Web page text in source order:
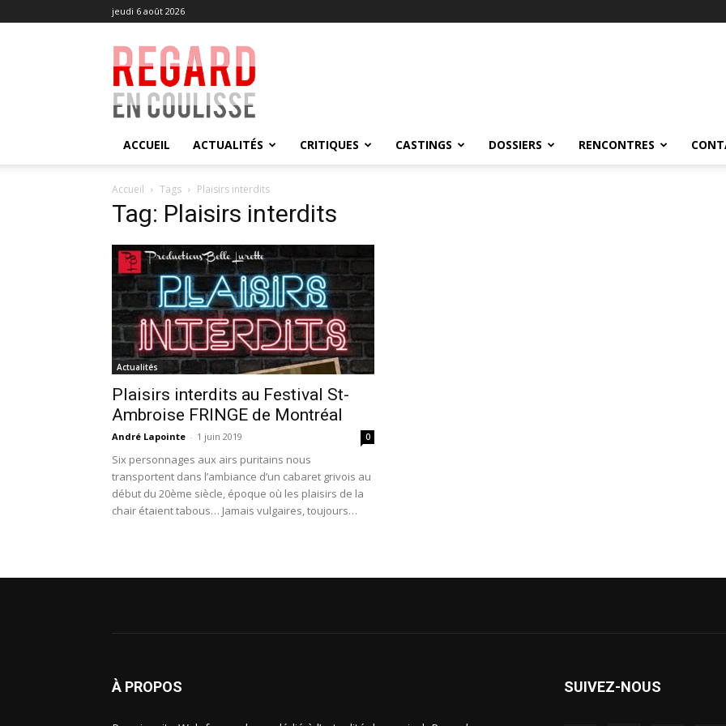
jeudi 6 août 2026
Regard
en
Coulisse
ACCUEIL ACTUALITÉS CRITIQUES CASTINGS DOSSIERS RENCONTRES
Accueil Tags Plaisirs interdits
Tag: Plaisirs interdits
Actualités
Plaisirs interdits au Festival St-
Ambroise FRINGE de Montréal
André Lapointe - 1 juin 2019 0
Six personnages aux airs puritains nous
transportent dans l’ambiance d’un cabaret grivois au
début du 20ème siècle, époque où les plaisirs de la
chair étaient tabous… Jamais vulgaires, toujours
À PROPOS SUIVEZ-NOUS